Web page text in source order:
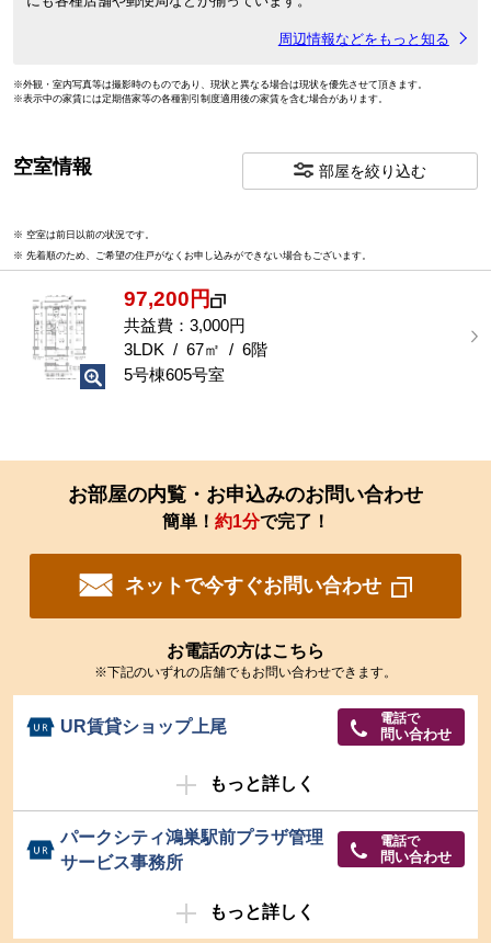
周辺情報などをもっと知る
※外観・室内写真等は撮影時のものであり、現状と異なる場合は現状を優先させて頂きます。
※表示中の家賃には定期借家等の各種割引制度適用後の家賃を含む場合があります。
空室情報 部屋を絞り込む
※ 空室は前日以前の状況です。
※ 先着順のため、ご希望の住戸がなくお申し込みができない場合もございます。
97,200円
共益費：3,000円
3LDK / 67㎡ / 6階
5号棟605号室
お部屋の内覧・お申込みのお問い合わせ
簡単！ 約1分で完了！
ネットで今すぐお問い合わせ
お電話の方はこちら
※下記のいずれの店舗でもお問い合わせできます。
UR賃貸ショップ上尾 電話で
問い合わせ
もっと詳しく
パークシティ鴻巣駅前プラザ管理
サービス事務所
電話で
問い合わせ
もっと詳しく